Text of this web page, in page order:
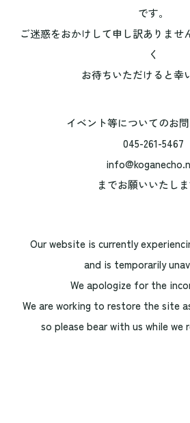
です。
ご迷惑をおかけして申し訳ありませ
く
お待ちいただけると幸
イベント等についてのお
045-261-5467
までお願いいたしま
Our website is currently
and is temporarily
We apologize for the
We are working to restore the site
so please bear with us while we